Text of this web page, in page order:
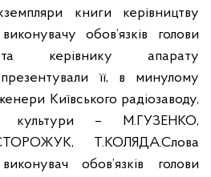
книги керівництву
обов’язків голови
керівнику апарату
її, в минулому
Київського радіозаводу,
культури – М.ГУЗЕНКО,
Т.КОЛЯДА.Слова
обов’язків голови